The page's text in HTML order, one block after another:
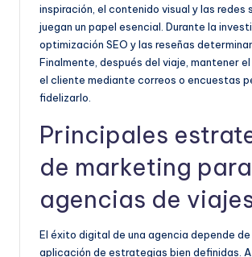
inspiración, el contenido visual y las redes
juegan un papel esencial. Durante la
optimización SEO y las reseñas
Finalmente, después del viaje, mantener
el cliente mediante correos o encuestas
fidelizarlo.
Principales
de marketing para
agencias de
El éxito digital de una agencia depende
aplicación de estrategias bien definidas.